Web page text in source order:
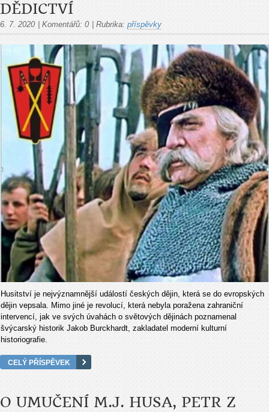
DĚDICTVÍ
6. 7. 2020 Komentářů: 0 Rubrika: příspěvky
Husitství je nejvýznamnější událostí českých dějin, která se do evropských
dějin vepsala. Mimo jiné je revolucí, která nebyla poražena zahraniční
intervencí, jak ve svých úvahách o světových dějinách poznamenal
švýcarský historik Jakob Burckhardt, zakladatel moderní kulturní
historiografie.
CELÝ PŘÍSPĚVEK
O UMUČENÍ M.J. HUSA, PETR Z